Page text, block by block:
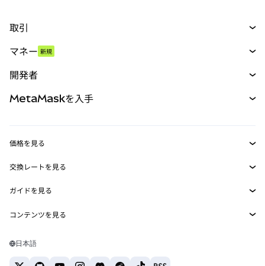
取引
パーペチュアル
RWA
マネー 新規
開発者
MetaMask Connect
Snaps
Web3サービス
MetaMaskを入手
セキュリティ
サポート
キャリア
お問い合わせ
価格を見る
イーサリアムの価格
Solanaの価格
Tetherの価格
交換レートを見る
ETH→USD
USDT→INR
BTC→INR
ガイドを見る
ETHの購入
コンテンツを見る
Solanaウォレット
日本語